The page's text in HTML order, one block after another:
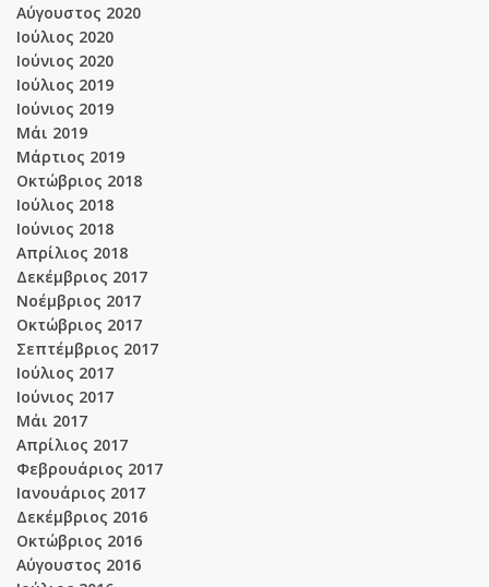
Αύγουστος 2020
Ιούλιος 2020
Ιούνιος 2020
Ιούλιος 2019
Ιούνιος 2019
Μάι 2019
Μάρτιος 2019
Οκτώβριος 2018
Ιούλιος 2018
Ιούνιος 2018
Απρίλιος 2018
Δεκέμβριος 2017
Νοέμβριος 2017
Οκτώβριος 2017
Σεπτέμβριος 2017
Ιούλιος 2017
Ιούνιος 2017
Μάι 2017
Απρίλιος 2017
Φεβρουάριος 2017
Ιανουάριος 2017
Δεκέμβριος 2016
Οκτώβριος 2016
Αύγουστος 2016